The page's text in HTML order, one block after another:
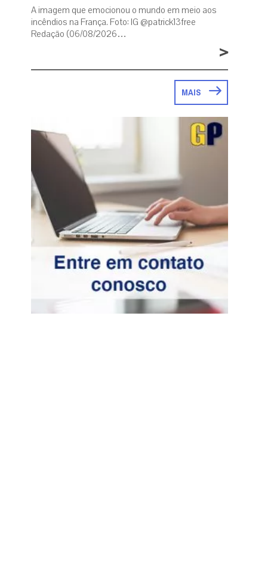
A imagem que emocionou o mundo em meio aos
incêndios na França. Foto: IG @patrick13free
Redação (06/08/2026…
>
MAIS